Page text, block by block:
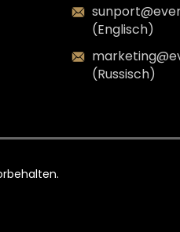
(Englisch)
(Russisch)